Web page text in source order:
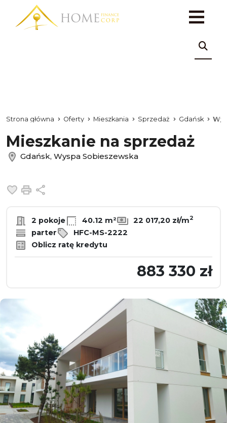
Strona główna Oferty Mieszkania Sprzedaż Gdańsk
Mieszkanie na sprzedaż
Gdańsk, Wyspa Sobieszewska
Dodaj do ulubionych
Drukuj
2 pokoje 40.12 m² 22 017,20 zł/m2
parter
HFC-MS-2222
Oblicz ratę kredytu
883 330 zł